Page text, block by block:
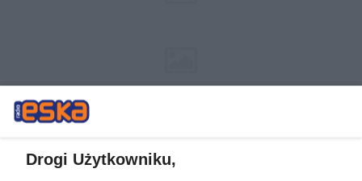
Drogi Użytkowniku,